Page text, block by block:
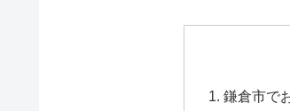
鎌倉市で